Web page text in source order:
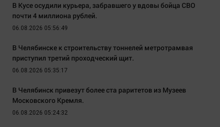
В Кусе осудили курьера, забравшего у вдовы бойца СВО
почти 4 миллиона рублей.
06.08.2026 05:56:49
В Челябинске к строительству тоннелей метротрамвая
приступил третий проходческий щит.
06.08.2026 05:35:17
В Челябинск привезут более ста раритетов из Музеев
Московского Кремля.
06.08.2026 05:24:32